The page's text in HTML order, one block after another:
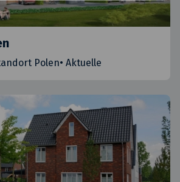
Polen• Aktuelle